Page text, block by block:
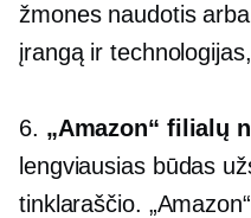
žmones naudotis
įrangą ir
6. „Amazon“ filialų
lengviausias būdas
tinklaraščio.